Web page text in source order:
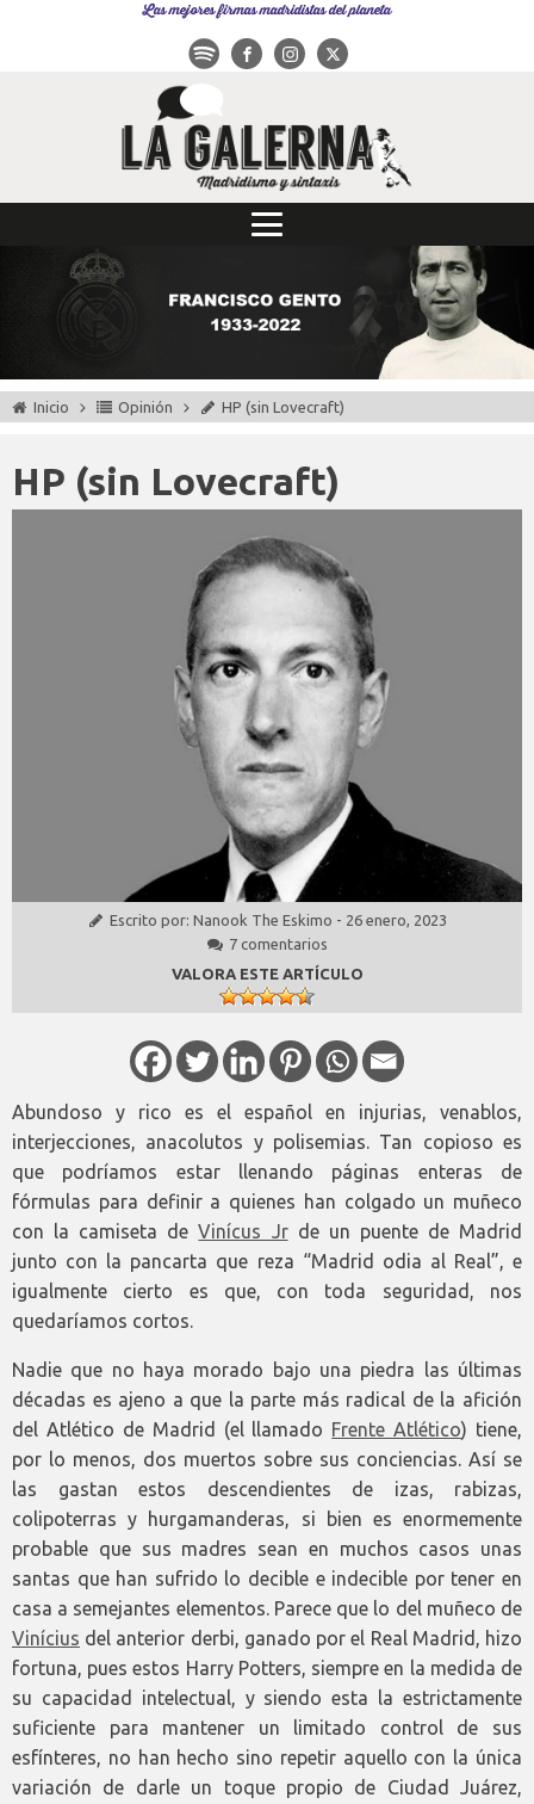
Las mejores firmas madridistas del planeta
Inicio Opinión HP (sin Lovecraft)
HP (sin Lovecraft)
Escrito por: Nanook The Eskimo - 26 enero, 2023
7 comentarios
VALORA ESTE ARTÍCULO
Abundoso y rico es el español en injurias, venablos,
interjecciones, anacolutos y polisemias. Tan copioso es
que podríamos estar llenando páginas enteras de
fórmulas para definir a quienes han colgado un muñeco
con la camiseta deVinícus Jrde un puente de Madrid
junto con la pancarta que reza “Madrid odia al Real”, e
igualmente cierto es que, con toda seguridad, nos
quedaríamos cortos.
Nadie que no haya morado bajo una piedra las últimas
décadas es ajeno a que la parte más radical de la afición
del Atlético de Madrid (el llamado Frente Atlético) tiene,
por lo menos, dos muertos sobre sus conciencias. Así se
las gastan estos descendientes de izas, rabizas,
colipoterras y hurgamanderas, si bien es enormemente
probable que sus madres sean en muchos casos unas
santas que han sufrido lo decible e indecible por tener en
casa a semejantes elementos. Parece que lo del muñeco de
Vinícius del anterior derbi, ganado por el Real Madrid, hizo
fortuna, pues estos Harry Potters, siempre en la medida de
su capacidad intelectual, y siendo esta la estrictamente
suficiente para mantener un limitado control de sus
esfínteres, no han hecho sino repetir aquello con la única
variación de darle un toque propio de Ciudad Juárez,